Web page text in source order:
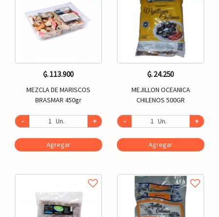
₲. 113.900
MEZCLA DE MARISCOS
BRASMAR 450gr
- Un. +
Agregar
₲. 24.250
MEJILLON OCEANICA
CHILENOS 500GR
- Un. +
Agregar